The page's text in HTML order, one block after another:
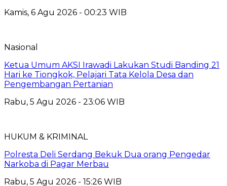
Kamis, 6 Agu 2026 - 00:23 WIB
Nasional
Ketua Umum AKSI Irawadi Lakukan Studi Banding 21
Hari ke Tiongkok, Pelajari Tata Kelola Desa dan
Pengembangan Pertanian
Rabu, 5 Agu 2026 - 23:06 WIB
HUKUM & KRIMINAL
Polresta Deli Serdang Bekuk Dua orang Pengedar
Narkoba di Pagar Merbau
Rabu, 5 Agu 2026 - 15:26 WIB